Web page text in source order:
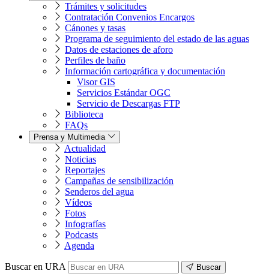
Trámites y solicitudes
Contratación Convenios Encargos
Cánones y tasas
Programa de seguimiento del estado de las aguas
Datos de estaciones de aforo
Perfiles de baño
Información cartográfica y documentación
Visor GIS
Servicios Estándar OGC
Servicio de Descargas FTP
Biblioteca
FAQs
Prensa y Multimedia
Actualidad
Noticias
Reportajes
Campañas de sensibilización
Senderos del agua
Vídeos
Fotos
Infografías
Podcasts
Agenda
Buscar en URA Buscar